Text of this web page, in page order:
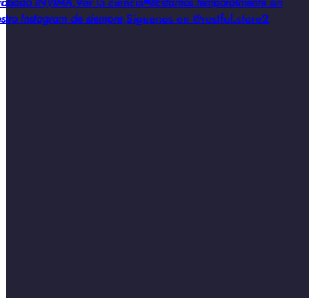
Instagram de siempre,Síguenos en @restful.store2